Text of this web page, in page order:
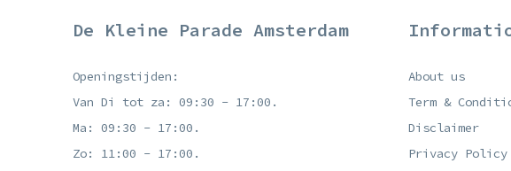
De Kleine Parade Amsterdam
Openingstijden:
Van Di tot za: 09:30 - 17:00.
Ma: 09:30 - 17:00.
Zo: 11:00 - 17:00.
About us
Term &
Disclaimer
Privacy Policy